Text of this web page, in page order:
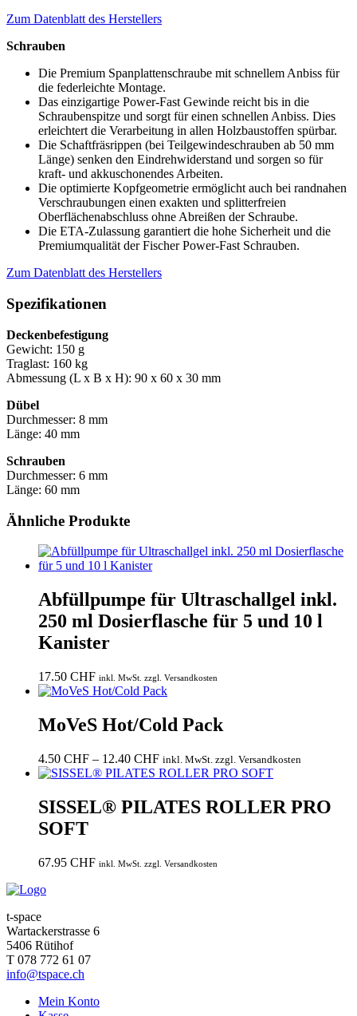
Zum Datenblatt des Herstellers
Schrauben
Die Premium Spanplattenschraube mit schnellem Anbiss für
die federleichte Montage.
Das einzigartige Power-Fast Gewinde reicht bis in die
Schraubenspitze und sorgt für einen schnellen Anbiss. Dies
erleichtert die Verarbeitung in allen Holzbaustoffen spürbar.
Die Schaftfräsrippen (bei Teilgewindeschrauben ab 50 mm
Länge) senken den Eindrehwiderstand und sorgen so für
kraft- und akkuschonendes Arbeiten.
Die optimierte Kopfgeometrie ermöglicht auch bei randnahen
Verschraubungen einen exakten und splitterfreien
Oberflächenabschluss ohne Abreißen der Schraube.
Die ETA-Zulassung garantiert die hohe Sicherheit und die
Premiumqualität der Fischer Power-Fast Schrauben.
Zum Datenblatt des Herstellers
Spezifikationen
Deckenbefestigung
Gewicht: 150 g
Traglast: 160 kg
Abmessung (L x B x H): 90 x 60 x 30 mm
Dübel
Durchmesser: 8 mm
Länge: 40 mm
Schrauben
Durchmesser: 6 mm
Länge: 60 mm
Ähnliche Produkte
Abfüllpumpe für Ultraschallgel inkl.
250 ml Dosierflasche für 5 und 10 l
Kanister
17.50 CHF inkl. MwSt. zzgl. Versandkosten
MoVeS Hot/Cold Pack
4.50 CHF – 12.40 CHFPreisspanne:
4.50 CHF
12.40 CHF
inkl. MwSt. zzgl. Versandkosten
SISSEL® PILATES ROLLER PRO
SOFT
67.95 CHF inkl. MwSt. zzgl. Versandkosten
t-space
Wartackerstrasse 6
5406 Rütihof
T 078 772 61 07
info@tspace.ch
Mein Konto